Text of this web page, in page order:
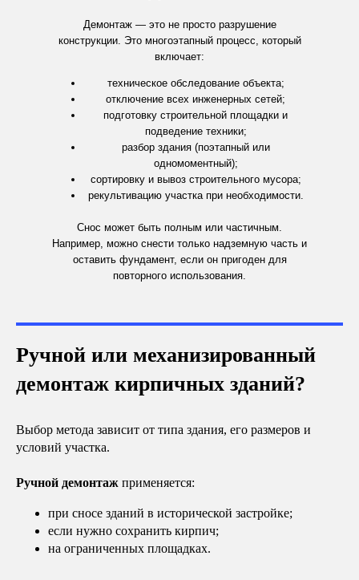
Демонтаж — это не просто разрушение
конструкции. Это многоэтапный процесс, который
включает:
техническое обследование объекта;
отключение всех инженерных сетей;
подготовку строительной площадки и
подведение техники;
разбор здания (поэтапный или
одномоментный);
сортировку и вывоз строительного мусора;
рекультивацию участка при необходимости.
Снос может быть полным или частичным.
Например, можно снести только надземную часть и
оставить фундамент, если он пригоден для
повторного использования.
Ручной или механизированный
демонтаж кирпичных зданий?
Выбор метода зависит от типа здания, его размеров и
условий участка.
Ручной демонтаж применяется:
при сносе зданий в исторической застройке;
если нужно сохранить кирпич;
на ограниченных площадках.